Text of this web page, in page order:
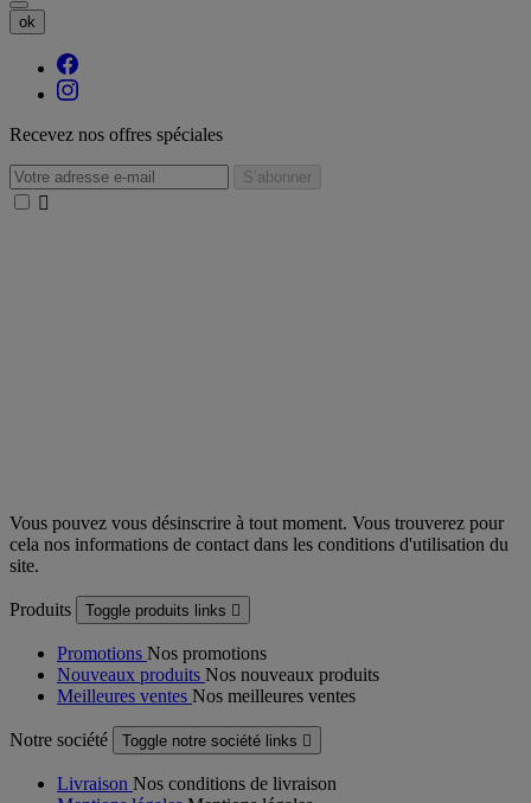
ok
Recevez nos offres spéciales

Vous pouvez vous désinscrire à tout moment. Vous trouverez pour
cela nos informations de contact dans les conditions d'utilisation du
site.
Produits Toggle produits links 
Promotions Nos promotions
Nouveaux produits Nos nouveaux produits
Meilleures ventes Nos meilleures ventes
Notre société Toggle notre société links 
Livraison Nos conditions de livraison